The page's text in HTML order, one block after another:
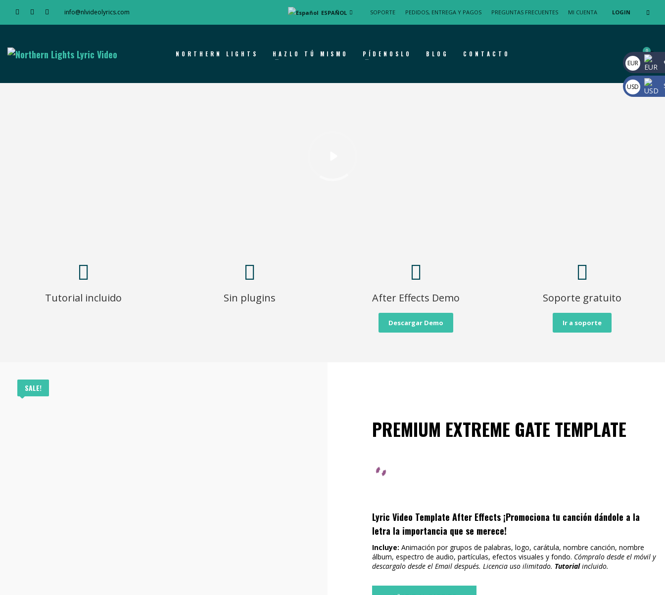
info@nlvideolyrics.com ESPAÑOL SOPORTE PEDIDOS, ENTREGA Y PAGOS PREGUNTAS FRECUENTES MI CUENTA LOGIN
NORTHERN LIGHTS HAZLO TÚ MISMO PÍDENOSLO BLOG CONTACTO
Tutorial incluido Sin plugins After Effects Demo
Descargar Demo
Soporte gratuito
Ir a soporte
SALE!
PREMIUM EXTREME GATE TEMPLATE
Lyric Video Template After Effects ¡Promociona tu canción dándole a la
letra la importancia que se merece!
Incluye: Animación por grupos de palabras, logo, carátula, nombre canción, nombre
álbum, espectro de audio, partículas, efectos visuales y fondo. Cómpralo desde el móvil y
descargalo desde el Email después. Licencia uso ilimitado. Tutorialincluido.
EUR
USD